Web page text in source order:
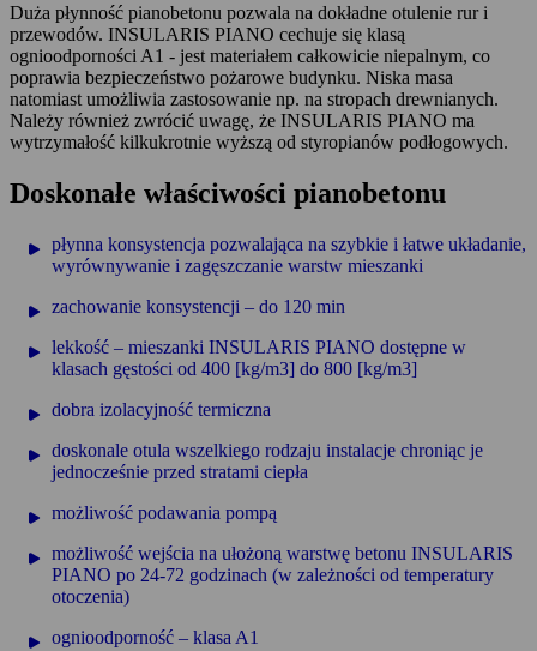
Duża płynność pianobetonu pozwala na dokładne otulenie rur i
przewodów. INSULARIS PIANO cechuje się klasą
ognioodporności A1 - jest materiałem całkowicie niepalnym, co
poprawia bezpieczeństwo pożarowe budynku. Niska masa
natomiast umożliwia zastosowanie np. na stropach drewnianych.
Należy również zwrócić uwagę, że INSULARIS PIANO ma
wytrzymałość kilkukrotnie wyższą od styropianów podłogowych.
Doskonałe właściwości pianobetonu
płynna konsystencja pozwalająca na szybkie i łatwe układanie,
wyrównywanie i zagęszczanie warstw mieszanki
zachowanie konsystencji – do 120 min
lekkość – mieszanki INSULARIS PIANO dostępne w
klasach gęstości od 400 [kg/m3] do 800 [kg/m3]
dobra izolacyjność termiczna
doskonale otula wszelkiego rodzaju instalacje chroniąc je
jednocześnie przed stratami ciepła
możliwość podawania pompą
możliwość wejścia na ułożoną warstwę betonu INSULARIS
PIANO po 24-72 godzinach (w zależności od temperatury
otoczenia)
ognioodporność – klasa A1